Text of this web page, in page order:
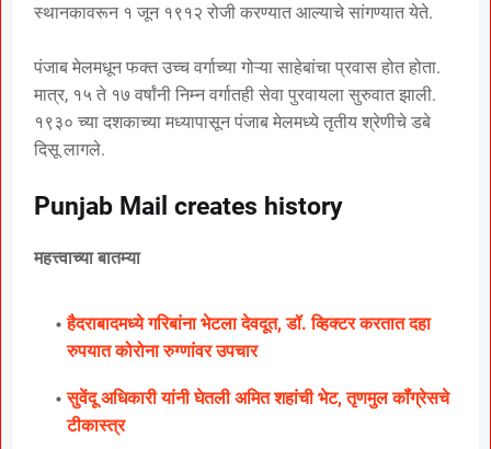
स्थानकावरून १ जून १९१२ रोजी करण्यात आल्याचे सांगण्यात येते.
पंजाब मेलमधून फक्त उच्च वर्गाच्या गोऱ्या साहेबांचा प्रवास होत होता.
मात्र, १५ ते १७ वर्षांनी निम्न वर्गातही सेवा पुरवायला सुरुवात झाली.
१९३० च्या दशकाच्या मध्यापासून पंजाब मेलमध्ये तृतीय श्रेणीचे डबे
दिसू लागले.
Punjab Mail creates history
महत्त्वाच्या बातम्या
हैदराबादमध्ये गरिबांना भेटला देवदूत, डॉ. व्हिक्टर करतात दहा
रुपयात कोरोना रुग्णांवर उपचार
सुवेंदू अधिकारी यांनी घेतली अमित शहांची भेट, तृणमुल कॉंग्रेसचे
टीकास्त्र